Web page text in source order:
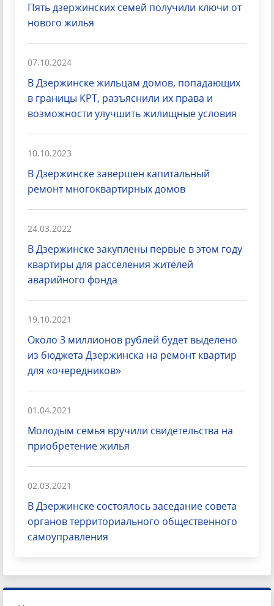
Пять дзержинских семей получили ключи от
нового жилья
07.10.2024
В Дзержинске жильцам домов, попадающих
в границы КРТ, разъяснили их права и
возможности улучшить жилищные условия
10.10.2023
В Дзержинске завершен капитальный
ремонт многоквартирных домов
24.03.2022
В Дзержинске закуплены первые в этом году
квартиры для расселения жителей
аварийного фонда
19.10.2021
Около 3 миллионов рублей будет выделено
из бюджета Дзержинска на ремонт квартир
для «очередников»
01.04.2021
Молодым семья вручили свидетельства на
приобретение жилья
02.03.2021
В Дзержинске состоялось заседание совета
органов территориального общественного
самоуправления